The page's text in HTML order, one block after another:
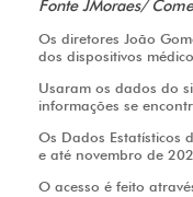
Fonte JMoraes/
Os diretores João
dos dispositivos
Usaram os dados do
informações se
Os Dados Estatísticos
e até novembro de
O acesso é feito